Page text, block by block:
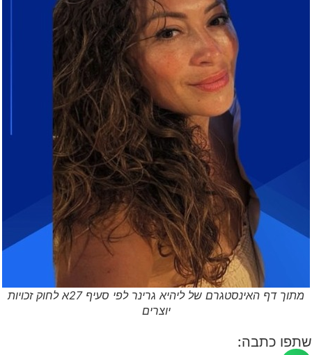
מתוך דף האינסטגרם של ליהיא גרינר לפי סעיף 27א לחוק זכויות
יוצרים
שתפו כתבה: